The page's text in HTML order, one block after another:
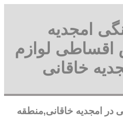
امجدیه
اقساطی لوازم
خاقانی
در امجدیه خاقانی,منطقه